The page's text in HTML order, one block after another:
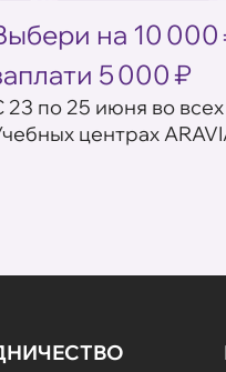
на 10
5 000 ₽
23 по 25 июня во всех
центрах